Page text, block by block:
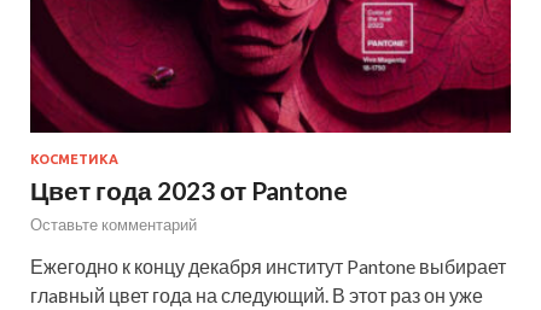
КОСМЕТИКА
Цвет года 2023 от Pantone
Оставьте комментарий
Ежегодно к концу декабря институт Pantone выбирает
глaвный цвет года на следующий. В этот раз он уже